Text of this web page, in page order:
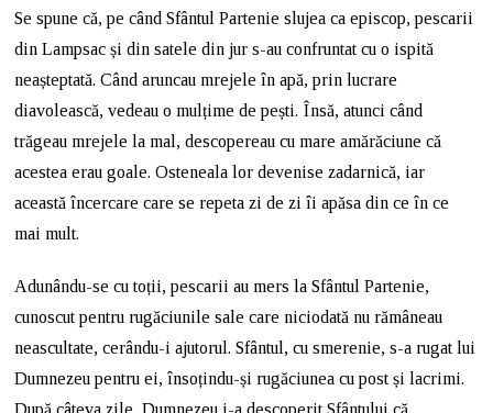
Se spune că, pe când Sfântul Partenie slujea ca episcop, pescarii
din Lampsac și din satele din jur s-au confruntat cu o ispită
neașteptată. Când aruncau mrejele în apă, prin lucrare
diavolească, vedeau o mulțime de pești. Însă, atunci când
trăgeau mrejele la mal, descopereau cu mare amărăciune că
acestea erau goale. Osteneala lor devenise zadarnică, iar
această încercare care se repeta zi de zi îi apăsa din ce în ce
mai mult.
Adunându-se cu toții, pescarii au mers la Sfântul Partenie,
cunoscut pentru rugăciunile sale care niciodată nu rămâneau
neascultate, cerându-i ajutorul. Sfântul, cu smerenie, s-a rugat lui
Dumnezeu pentru ei, însoțindu-și rugăciunea cu post și lacrimi.
După câteva zile, Dumnezeu i-a descoperit Sfântului că